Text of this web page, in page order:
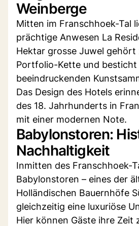
Weinberge
Mitten im Franschhoek-Tal
prächtige Anwesen La
Hektar grosse Juwel gehört
Portfolio-Kette und besticht
beeindruckenden
Das Design des Hotels
des 18. Jahrhunderts in
mit einer modernen Note.
Babylonstoren:
Nachhaltigkeit
Inmitten des Franschhoek-
Babylonstoren – eines der
Holländischen Bauernhöfe
gleichzeitig eine luxuriöse
Hier können Gäste ihre Zeit